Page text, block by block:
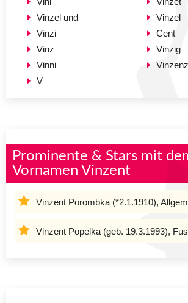
Vinzel und
Vinzi
Vinz
Vinni
V
Vinzel
Cent
Vinzig
Prominente & Stars mit
Vornamen Vinzent
Vinzent Porombka (*2.1.1910),
Vinzent Popelka (geb. 19.3.1993),